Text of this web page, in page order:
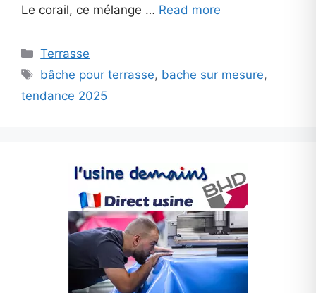
Le corail, ce mélange … Read more
Categories
Terrasse
Tags
bâche pour terrasse, bache sur mesure,
tendance 2025